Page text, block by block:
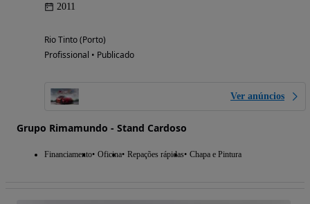
2011
Rio Tinto (Porto)
Profissional • Publicado
Ver anúncios
Grupo Rimamundo - Stand Cardoso
Financiamento Oficina Repações rápidas Chapa e Pintura